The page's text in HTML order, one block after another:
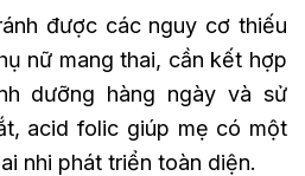
được các nguy cơ thiếu
nữ mang thai, cần kết hợp
dưỡng hàng ngày và sử
acid folic giúp mẹ có một
nhi phát triển toàn diện.